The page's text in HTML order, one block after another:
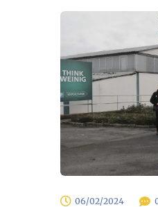
06/02/2024